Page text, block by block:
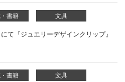
書籍 文具
て『ジュエリーデザインクリップ』
書籍 文具